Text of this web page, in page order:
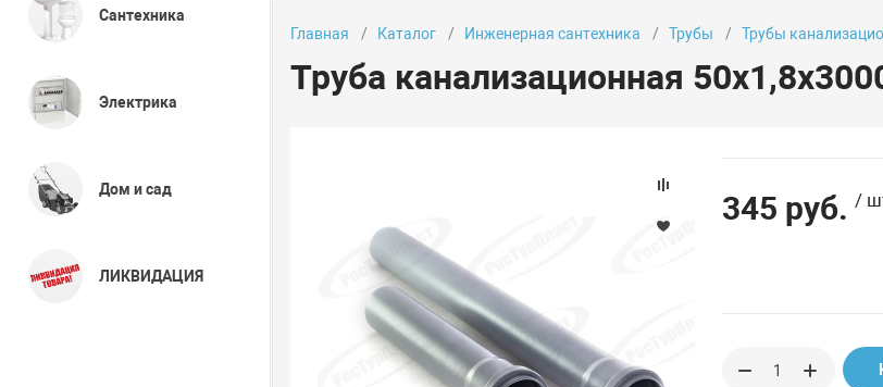
Сантехника
Электрика
Дом и сад
ЛИКВИДАЦИЯ
Главная Каталог Инженерная сантехника Трубы Трубы
Труба канализационная
345 руб. /